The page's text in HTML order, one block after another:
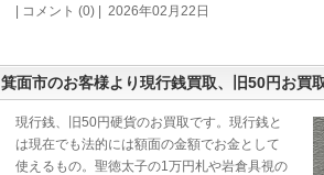
| コメント (0) | 2026年02月22日
箕面市のお客様より現行銭買取、旧50円お買
現行銭、旧50円硬貨のお買取です。現行銭と
は現在でも法的には額面の金額でお金として
使えるもの。聖徳太子の1万円札や岩倉具視の